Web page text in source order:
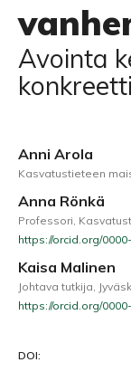
Avointa
Anni Arola
Kasvatustieteen
Anna Rönkä
Professori,
https://orcid.org/
Kaisa Malinen
Johtava tutkija,
https://orcid.org/
DOI: